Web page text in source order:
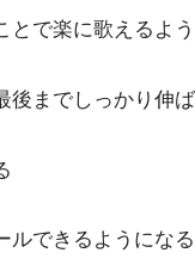
で楽に歌えるよ
までしっかり伸
できるようになる